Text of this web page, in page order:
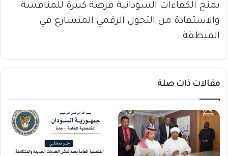
يمنح الكفاءات السودانية فرصة كبيرة للمنافسة
والاستفادة من التحول الرقمي المتسارع في
المنطقة.
مقالات ذات صلة